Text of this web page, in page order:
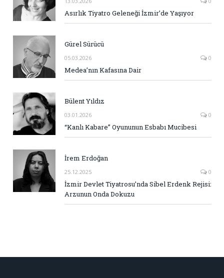
Asırlık Tiyatro Geleneği İzmir’de Yaşıyor
Gürel Sürücü
05.03.2026 0
Medea’nın Kafasına Dair
Bülent Yıldız
03.01.2026 0
“Kanlı Kabare” Oyununun Esbabı Mucibesi
İrem Erdoğan
25.12.2025 0
İzmir Devlet Tiyatrosu’nda Sibel Erdenk Rejisi:
Arzunun Onda Dokuzu